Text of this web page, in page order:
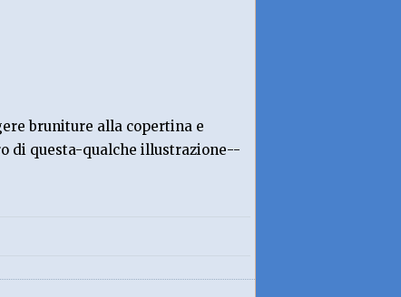
bruniture alla copertina e
di questa-qualche illustrazione--